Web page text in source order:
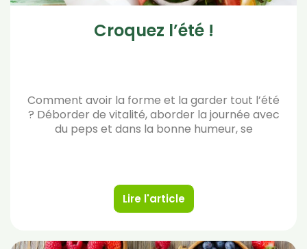
Croquez l’été !
Comment avoir la forme et la garder tout l’été
? Déborder de vitalité, aborder la journée avec
du peps et dans la bonne humeur, se
Lire l'article